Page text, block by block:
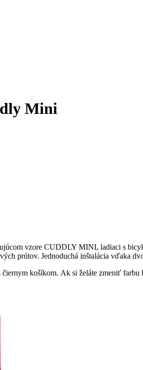
Mini
vzore CUDDLY MINI, ladiaci s
prútov. Jednoduchá inštalácia vďaka
košíkom. Ak si želáte zmeniť